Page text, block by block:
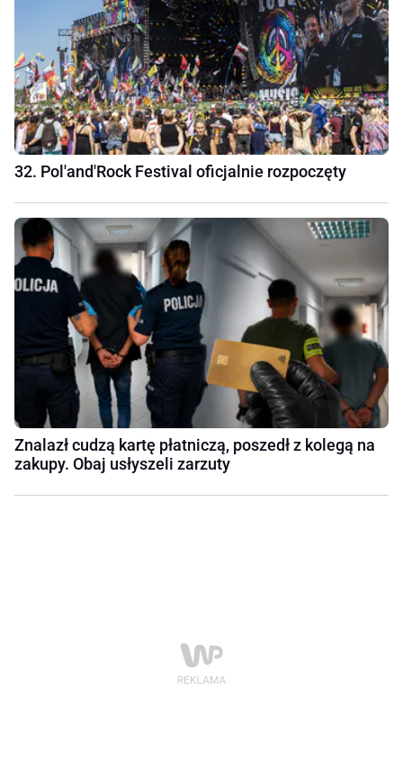
32. Pol'and'Rock Festival oficjalnie rozpoczęty
Znalazł cudzą kartę płatniczą, poszedł z kolegą na
zakupy. Obaj usłyszeli zarzuty